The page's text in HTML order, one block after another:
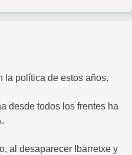
la política de estos años.
desde todos los frentes ha
al desaparecer Ibarretxe y